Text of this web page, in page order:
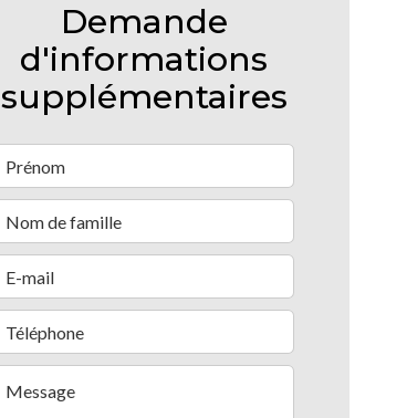
Demande
d'informations
supplémentaires